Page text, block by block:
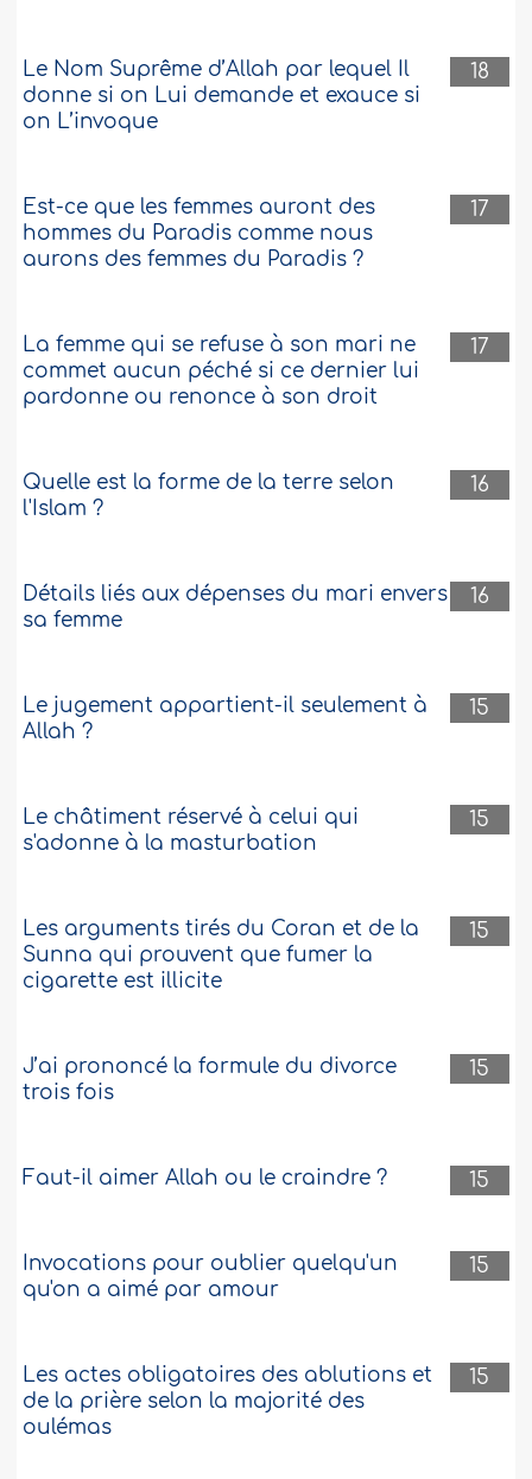
18
Le Nom Suprême d’Allah par lequel Il
donne si on Lui demande et exauce si
on L’invoque
17
Est-ce que les femmes auront des
hommes du Paradis comme nous
aurons des femmes du Paradis ?
17
La femme qui se refuse à son mari ne
commet aucun péché si ce dernier lui
pardonne ou renonce à son droit
16
Quelle est la forme de la terre selon
l'Islam ?
16
Détails liés aux dépenses du mari envers
sa femme
15
Le jugement appartient-il seulement à
Allah ?
15
Le châtiment réservé à celui qui
s'adonne à la masturbation
15
Les arguments tirés du Coran et de la
Sunna qui prouvent que fumer la
cigarette est illicite
15
J’ai prononcé la formule du divorce
trois fois
15
Faut-il aimer Allah ou le craindre ?
15
Invocations pour oublier quelqu'un
qu'on a aimé par amour
15
Les actes obligatoires des ablutions et
de la prière selon la majorité des
oulémas